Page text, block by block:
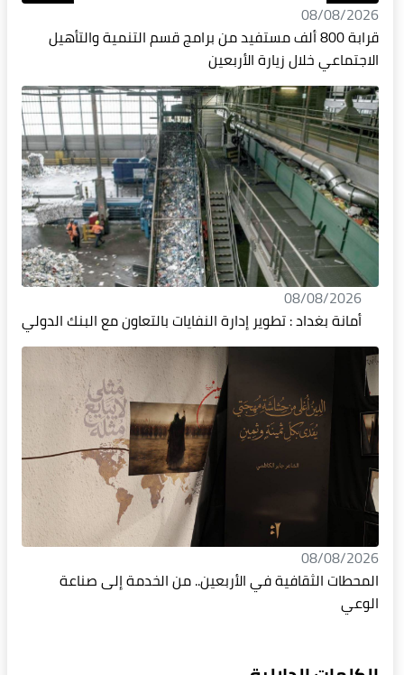
08/08/2026
قرابة 800 ألف مستفيد من برامج قسم التنمية والتأهيل
الاجتماعي خلال زيارة الأربعين
08/08/2026
أمانة بغداد : تطوير إدارة النفايات بالتعاون مع البنك الدولي
08/08/2026
المحطات الثقافية في الأربعين.. من الخدمة إلى صناعة
الوعي